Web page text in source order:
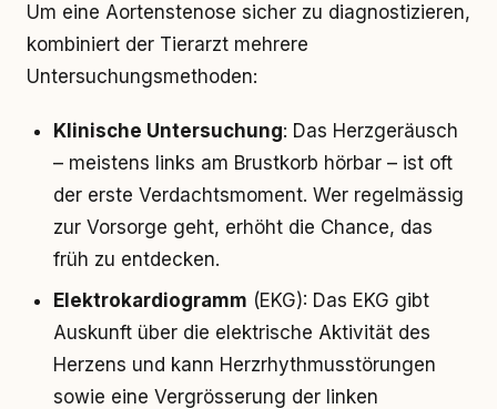
Um eine Aortenstenose sicher zu diagnostizieren,
kombiniert der Tierarzt mehrere
Untersuchungsmethoden:
Klinische Untersuchung: Das Herzgeräusch
– meistens links am Brustkorb hörbar – ist oft
der erste Verdachtsmoment. Wer regelmässig
zur Vorsorge geht, erhöht die Chance, das
früh zu entdecken.
Elektrokardiogramm (EKG): Das EKG gibt
Auskunft über die elektrische Aktivität des
Herzens und kann Herzrhythmusstörungen
sowie eine Vergrösserung der linken